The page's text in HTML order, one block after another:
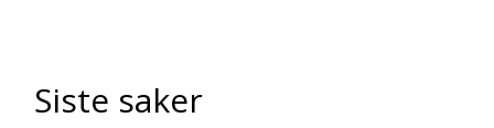
Siste saker